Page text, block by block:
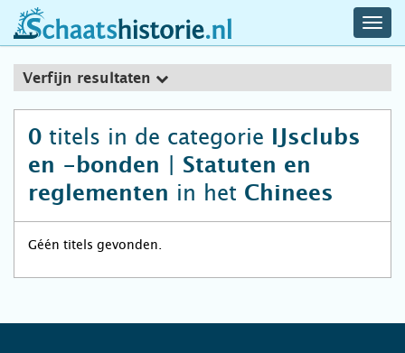
schaatshistorie.nl
Verfijn resultaten
0 titels in de categorie
IJsclubs
en -bonden | Statuten en
reglementen in het Chinees
Géén titels gevonden.